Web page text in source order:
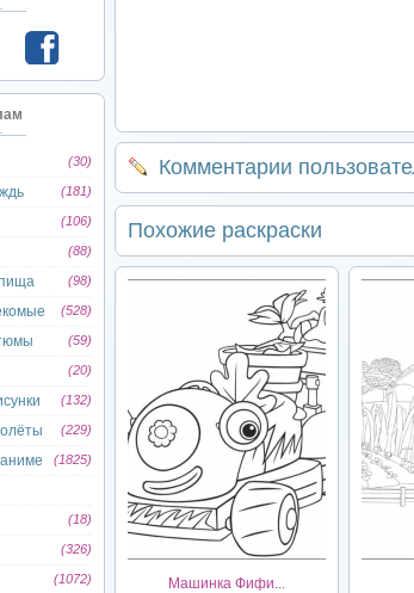
(30)
(181)
(106)
(88)
(98)
(528)
(59)
(20)
(132)
(229)
(1825)
(18)
(326)
(1072)
Комментарии
Похожие раскраски
Машинка Фифи...